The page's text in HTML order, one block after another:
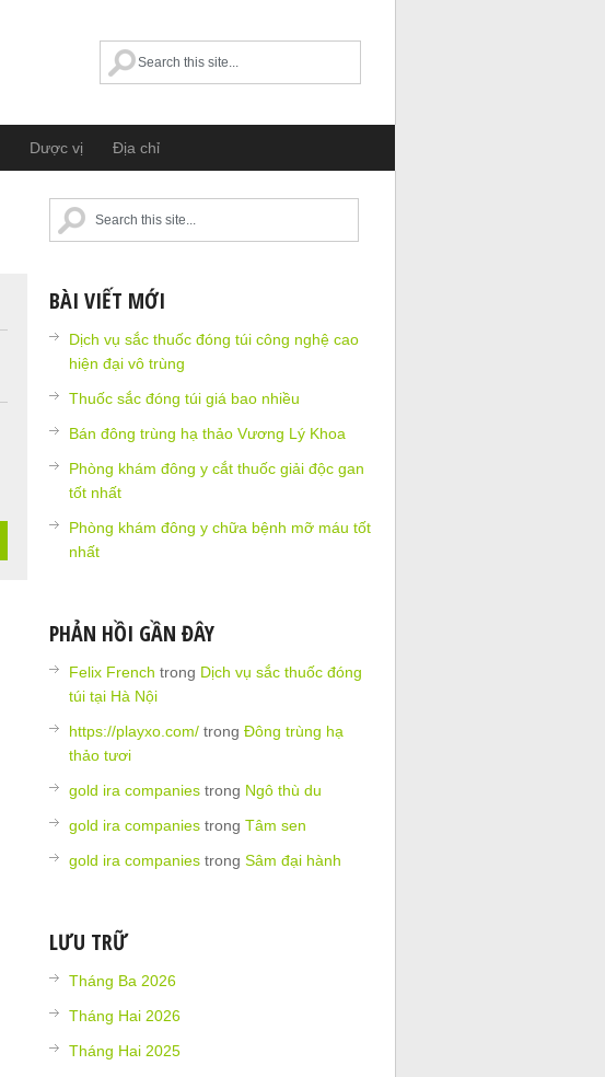
Dược vị Địa chỉ
BÀI VIẾT MỚI
Dịch vụ sắc thuốc đóng túi công nghệ cao
hiện đại vô trùng
Thuốc sắc đóng túi giá bao nhiều
Bán đông trùng hạ thảo Vương Lý Khoa
Phòng khám đông y cắt thuốc giải độc gan
tốt nhất
Phòng khám đông y chữa bệnh mỡ máu tốt
nhất
PHẢN HỒI GẦN ĐÂY
Felix French trong Dịch vụ sắc thuốc đóng
túi tại Hà Nội
https://playxo.com/ trong Đông trùng hạ
thảo tươi
gold ira companies trong Ngô thù du
gold ira companies trong Tâm sen
gold ira companies trong Sâm đại hành
LƯU TRỮ
Tháng Ba 2026
Tháng Hai 2026
Tháng Hai 2025